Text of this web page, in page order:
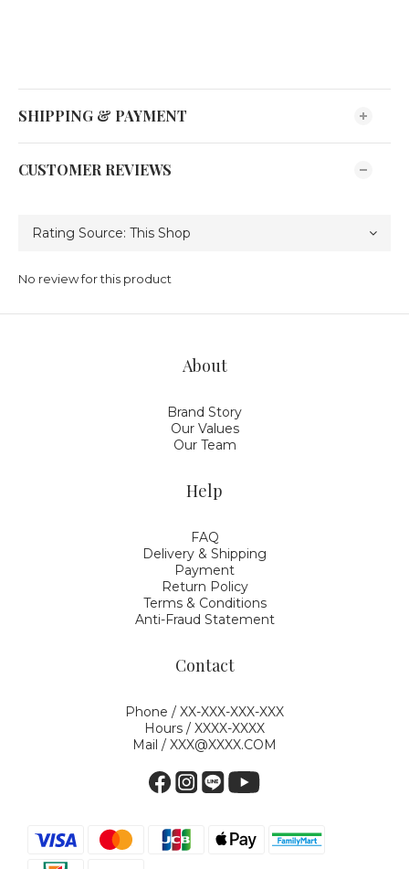
SHIPPING & PAYMENT
CUSTOMER REVIEWS
No review for this product
About
Brand Story
Our Values
Our Team
Help
FAQ
Delivery & Shipping
Payment
Return Policy
Terms & Conditions
Anti-Fraud Statement
Contact
Phone / XX-XXX-XXX-XXX
Hours / XXXX-XXXX
Mail / XXX@XXXX.COM